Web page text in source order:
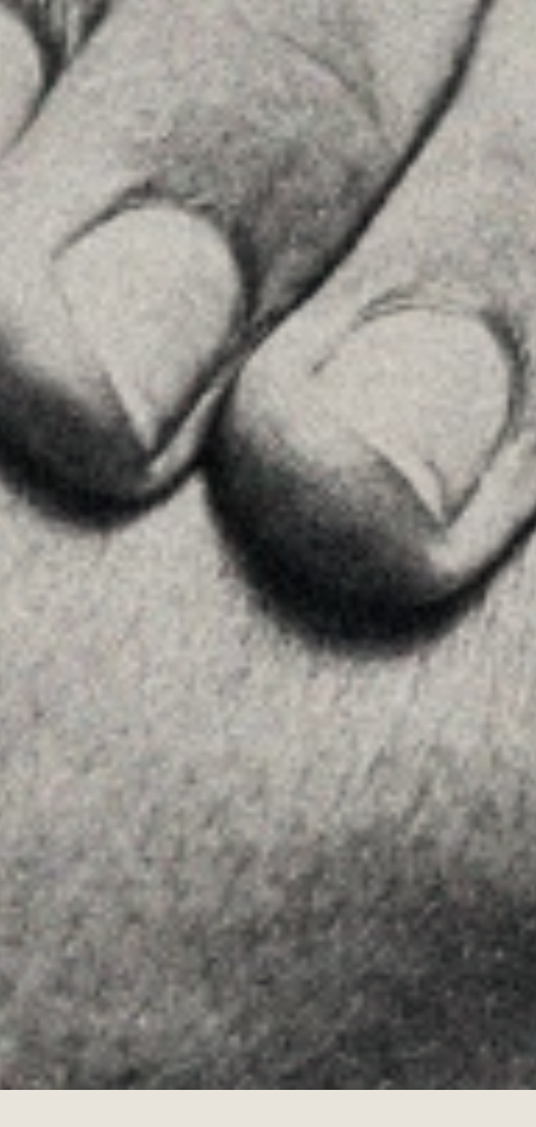
28002 , Madrid
+34 915759925
Ver en Google Maps
MENU
Home
Equipo
Asesoramiento
Insights
Contactar
SÍGUENOS
Linkedin
Instagram
Youtube
Allyon — Barcelona, Spain
Copyrights © 2026 AVISO LEGAL·
POLÍTICA DE COOKIES · POLÍTICA DE PRIVACIDAD
·